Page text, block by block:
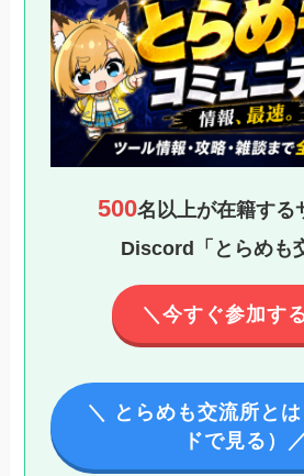
500名以上が在籍する
Discord「とらめも
＼今すぐ参加す
＼ とらめも交流所と
ドで見る）／